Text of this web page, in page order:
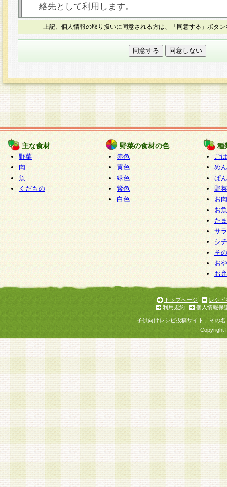
絡先として利用します。
○本人が容易に認識できない方法による個人情報
本フォームでは、セッション管理のためCookie
○個人情報の第三者提供について
力いただく個人情報は第三者に提供しません。
○個人情報の委託について
個人情報の取り扱いを外部に委託する場合は、
情報管理基準を満たす企業を選定して委託を行
が行われるよう監督します。
○開示対象個人情報の開示等および問い合わせ窓口
本人からの求めにより、当社が本件により取得
報の利用目的の通知・開示・内容の訂正・追加
停止・消去及び第三者への提供の禁止（以下、
といいます。）に応じます。
開示等に応じる窓口は以下になります。
ぱくすく食堂個人情報お客様相談窓口 paku-
m
個人情報を与えることは任意ですが、個人情報
意をいただけない場合には、当社のサービスの
お問い合わせ・ご相談への対応ができない場合
上記、個人情報の取り扱いに同意される方は、「同意する」ボタ
主な食材
野菜
肉
魚
くだもの
野菜の食材の色
赤色
黄色
緑色
紫色
白色
種
ご
めん
ぱん
野
お
お
た
サ
シ
そ
お
お
トップページ
レシピ
利用規約
個人情報保
子供向けレシピ投稿サイト、その
Copyright